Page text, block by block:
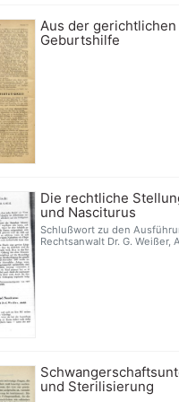
Aus der gerichtlichen
Geburtshilfe
Die rechtliche
und Nasciturus
Schlußwort zu den
Rechtsanwalt Dr. G. Weißer,
und Sterilisierung